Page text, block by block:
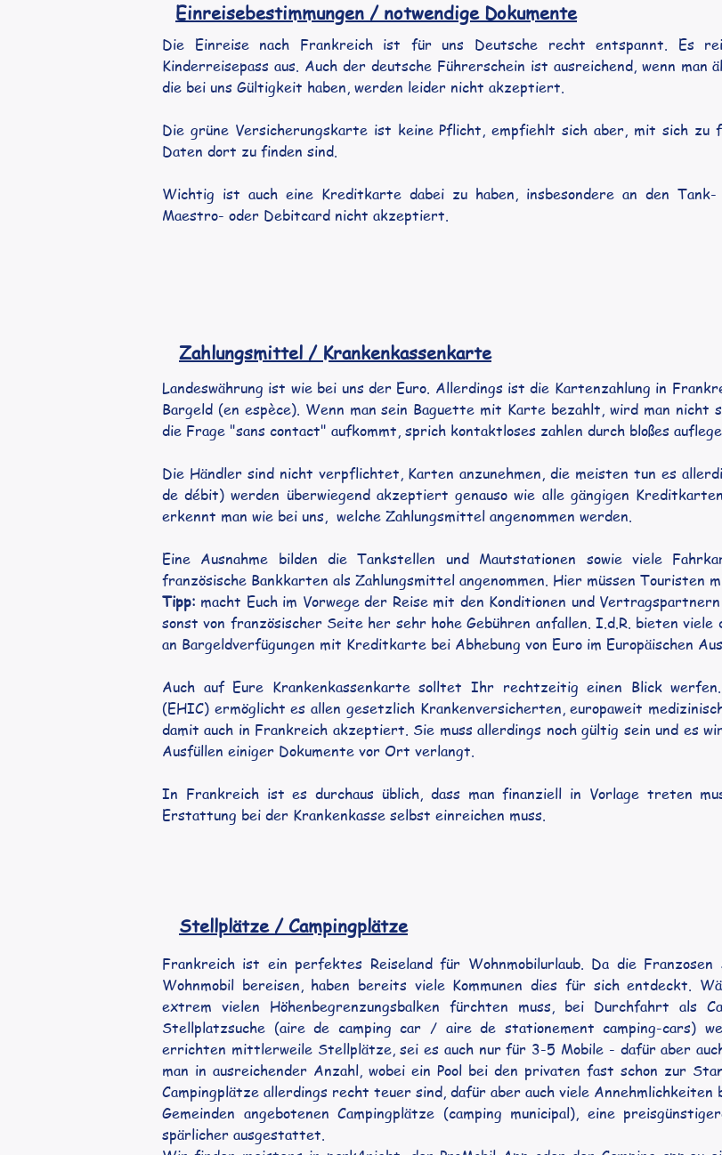
Einreisebestimmungen / notwendige Dokumente
Die Einreise nach Frankreich ist für uns Deutsche recht entspannt. Es
Kinderreisepass aus. Auch der deutsche Führerschein ist ausreichend, wenn
die bei uns Gültigkeit haben, werden leider nicht akzeptiert.
Die grüne Versicherungskarte ist keine Pflicht, empfiehlt sich aber, mit sich zu
Daten dort zu finden sind.
Wichtig ist auch eine Kreditkarte dabei zu haben, insbesondere an den
Maestro- oder Debitcard nicht akzeptiert.
Zahlungsmittel / Krankenkassenkarte
Landeswährung ist wie bei uns der Euro. Allerdings ist die Kartenzahlung in
Bargeld (en espèce). Wenn man sein Baguette mit Karte bezahlt, wird man nicht
die Frage "sans contact" aufkommt, sprich kontaktloses zahlen durch bloßes
Die Händler sind nicht verpflichtet, Karten anzunehmen, die meisten tun es
de débit) werden überwiegend akzeptiert genauso wie alle gängigen
erkennt man wie bei uns,  welche Zahlungsmittel angenommen werden.
Eine Ausnahme bilden die Tankstellen und Mautstationen sowie viele
französische Bankkarten als Zahlungsmittel angenommen. Hier müssen Touristen
Tipp: macht Euch im Vorwege der Reise mit den Konditionen und
sonst von französischer Seite her sehr hohe Gebühren anfallen. I.d.R. bieten
an Bargeldverfügungen mit Kreditkarte bei Abhebung von Euro im Europäischen
Auch auf Eure Krankenkassenkarte solltet Ihr rechtzeitig einen Blick werfen.
(EHIC) ermöglicht es allen gesetzlich Krankenversicherten, europaweit
damit auch in Frankreich akzeptiert. Sie muss allerdings noch gültig sein und es
Ausfüllen einiger Dokumente vor Ort verlangt.
In Frankreich ist es durchaus üblich, dass man finanziell in Vorlage treten
Erstattung bei der Krankenkasse selbst einreichen muss.
Stellplätze / Campingplätze
Frankreich ist ein perfektes Reiseland für Wohnmobilurlaub. Da die
Wohnmobil bereisen, haben bereits viele Kommunen dies für sich entdeckt.
extrem vielen Höhenbegrenzungsbalken fürchten muss, bei Durchfahrt als
Stellplatzsuche (aire de camping car / aire de stationement camping-cars)
errichten mittlerweile Stellplätze, sei es auch nur für 3-5 Mobile - dafür aber
man in ausreichender Anzahl, wobei ein Pool bei den privaten fast schon zur
Campingplätze allerdings recht teuer sind, dafür aber auch viele Annehmlichkeiten
Gemeinden angebotenen Campingplätze (camping municipal), eine
spärlicher ausgestattet.